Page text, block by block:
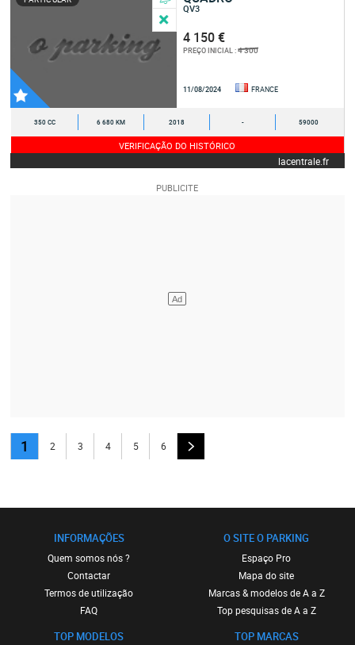
QV3
4 150 €
PREÇO INICIAL :4 300
11/08/2024 FRANCE
350 CC 6 680 KM 2018 - 59000
VERIFICAÇÃO DO HISTÓRICO
lacentrale.fr
1 2 3 4 5 6
INFORMAÇÕES
Quem somos nós ?
Contactar
Termos de utilização
FAQ
TOP MODELOS
O SITE O PARKING
Espaço Pro
Mapa do site
Marcas & modelos de A a Z
Top pesquisas de A a Z
TOP MARCAS